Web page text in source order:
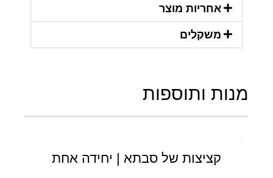
אחריות מוצר
משקלים
מנות ותוספות
קציצות של סבתא | יחידה אחת